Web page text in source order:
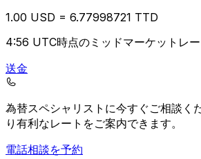
1.00 USD = 6.77998721 TTD
4:56 UTC時点のミッドマーケットレー
送金
為替スペシャリストに今すぐご相談く
り有利なレートをご案内できます。
電話相談を予約